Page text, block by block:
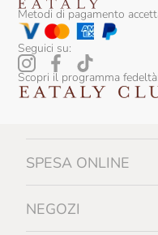
Metodi di pagamento
Seguici su:
Scopri il programma fedeltà:
SPESA ONLINE
NEGOZI